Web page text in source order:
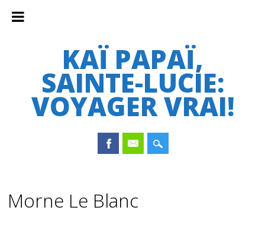
KAÏ PAPAÏ,
SAINTE-LUCIE:
VOYAGER VRAI!
content
Morne Le Blanc